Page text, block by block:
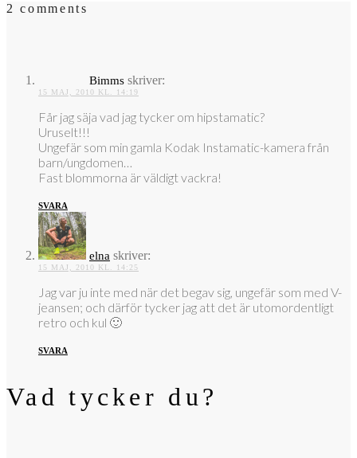
2 comments
Bimms skriver:
15 MAJ, 2010 KL. 14:19
Får jag säja vad jag tycker om hipstamatic?
Uruselt!!!
Ungefär som min gamla Kodak Instamatic-kamera från
barn/ungdomen…
Fast blommorna är väldigt vackra!
SVARA
elna skriver:
15 MAJ, 2010 KL. 14:25
Jag var ju inte med när det begav sig, ungefär som med V-
jeansen; och därför tycker jag att det är utomordentligt
retro och kul 🙂
SVARA
Vad tycker du?